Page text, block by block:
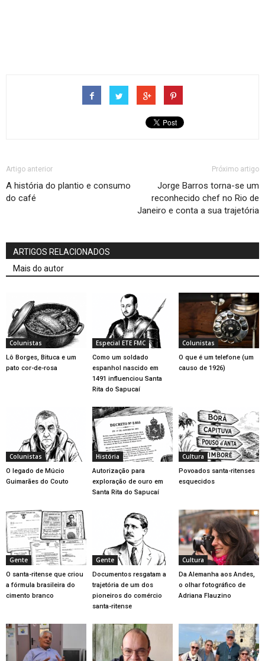
Artigo anterior
A história do plantio e consumo
do café
Próximo artigo
Jorge Barros torna-se um
reconhecido chef no Rio de
Janeiro e conta a sua trajetória
ARTIGOS RELACIONADOS
Mais do autor
Colunistas
Lô Borges, Bituca e um
pato cor-de-rosa
Especial ETE FMC
Como um soldado
espanhol nascido em
1491 influenciou Santa
Rita do Sapucaí
Colunistas
O que é um telefone (um
causo de 1926)
Colunistas
O legado de Múcio
Guimarães do Couto
História
Autorização para
exploração de ouro em
Santa Rita do Sapucaí
Cultura
Povoados santa-ritenses
esquecidos
Gente
O santa-ritense que criou
a fórmula brasileira do
cimento branco
Gente
Documentos resgatam a
trajetória de um dos
pioneiros do comércio
santa-ritense
Cultura
Da Alemanha aos Andes,
o olhar fotográfico de
Adriana Flauzino